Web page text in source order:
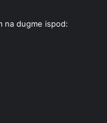
na dugme ispod: